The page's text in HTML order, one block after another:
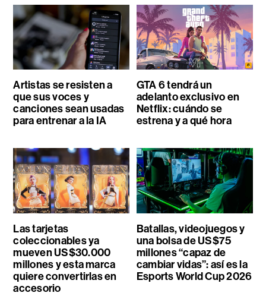
Artistas se resisten a
que sus voces y
canciones sean usadas
para entrenar a la IA
GTA 6 tendrá un
adelanto exclusivo en
Netflix: cuándo se
estrena y a qué hora
Las tarjetas
coleccionables ya
mueven US$30.000
millones y esta marca
quiere convertirlas en
accesorio
Batallas, videojuegos y
una bolsa de US$75
millones “capaz de
cambiar vidas”: así es la
Esports World Cup 2026